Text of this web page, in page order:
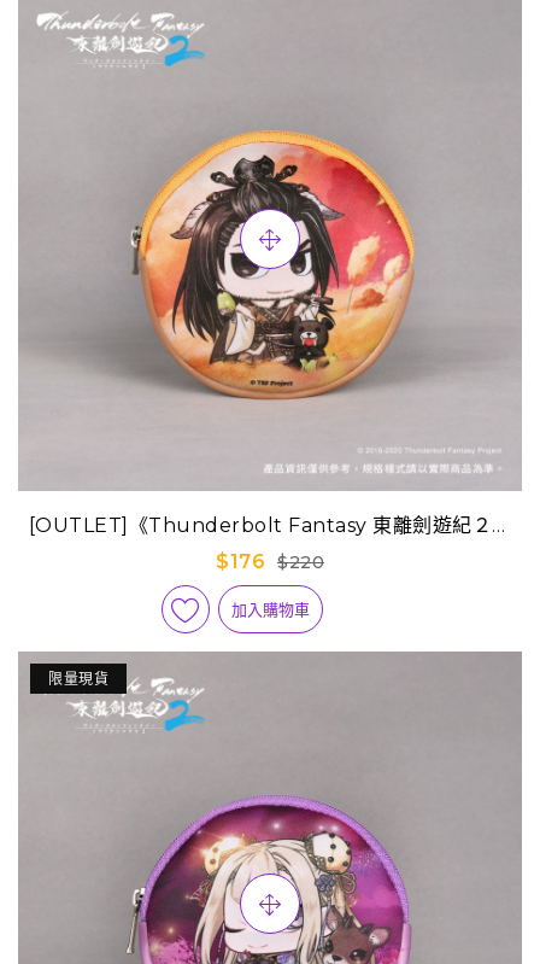
[OUTLET]《Thunderbolt Fantasy 東離劍遊紀２》
Q版迷你隨身包-殤不患
$176 $220
加入購物車
限量現貨